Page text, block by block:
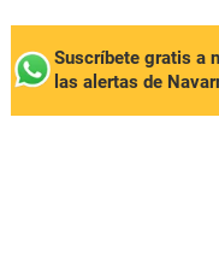
Suscríbete gratis a
las alertas de